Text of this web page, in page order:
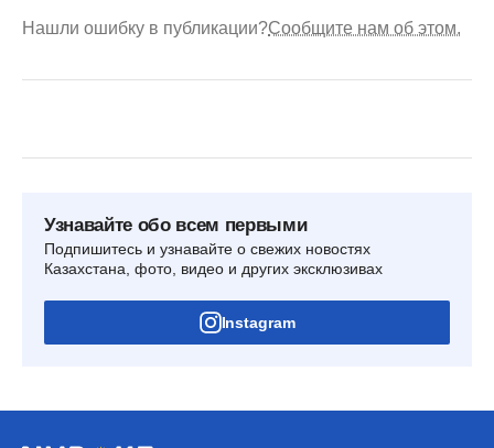
Нашли ошибку в публикации?Сообщите нам об этом.
Узнавайте обо всем первыми
Подпишитесь и узнавайте о свежих новостях
Казахстана, фото, видео и других эксклюзивах
Instagram